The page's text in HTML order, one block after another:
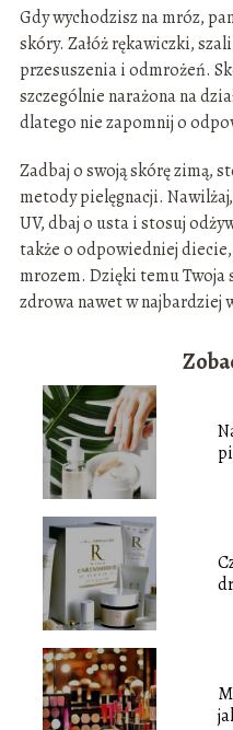
Gdy wychodzisz na mróz,
skóry. Załóż rękawiczki,
przesuszenia i odmrożeń.
szczególnie narażona na
dlatego nie zapomnij o
Zadbaj o swoją skórę zimą,
metody pielęgnacji.
UV, dbaj o usta i stosuj
także o odpowiedniej
mrozem. Dzięki temu
zdrowa nawet w najbardziej